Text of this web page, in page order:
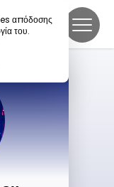
απόδοσης
του.